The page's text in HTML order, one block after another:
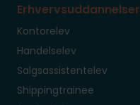
Erhvervsuddannelser
Kontorelev
Handelselev
Salgsassistentelev
Shippingtrainee